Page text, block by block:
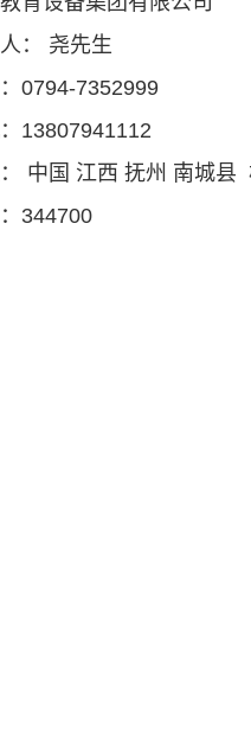
： 尧先生
0794-7352999
13807941112
中国 江西 抚州 南城县
344700